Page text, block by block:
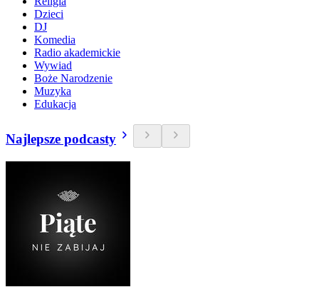
Dzieci
DJ
Komedia
Radio akademickie
Wywiad
Boże Narodzenie
Muzyka
Edukacja
Najlepsze podcasty